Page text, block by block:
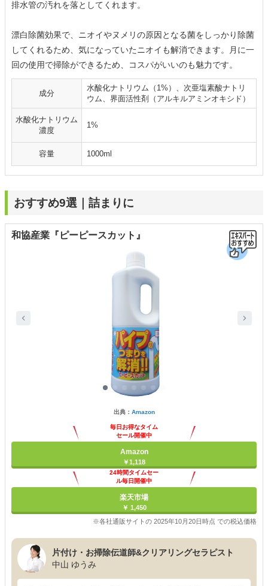
排水管の汚れを落としてくれます。
漂白除菌効果で、ニオイやヌメリの原因となる菌をしっかり除菌
してくれるため、気になっていたニオイも解消できます。月に一
回の使用で掃除ができるため、コスパがいいのも魅力です。
成分
水酸化ナトリウム（1%）、次亜塩素酸ナトリ
ウム、界面活性剤（アルキルアミンオキシド）
水酸化ナトリウム
濃度
1%
容量 1000ml
おすすめ9選｜詰まりに
和協産業『ピーピースカット』
出典： Amazon
毎日お得なタイム
セール開催中
Amazon
￥1,118
24時間タイムセー
ル毎日開催中
楽天市場
￥ 1,450
※各社通販サイトの 2025年10月20日時点 での税込価格
片付け・お掃除伝道師&クリアリングセラピスト
中山 ゆうみ